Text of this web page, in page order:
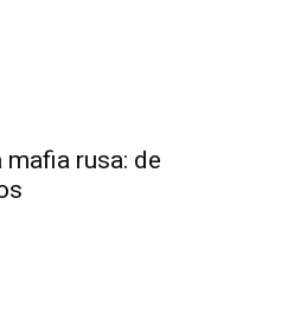
rusa: de